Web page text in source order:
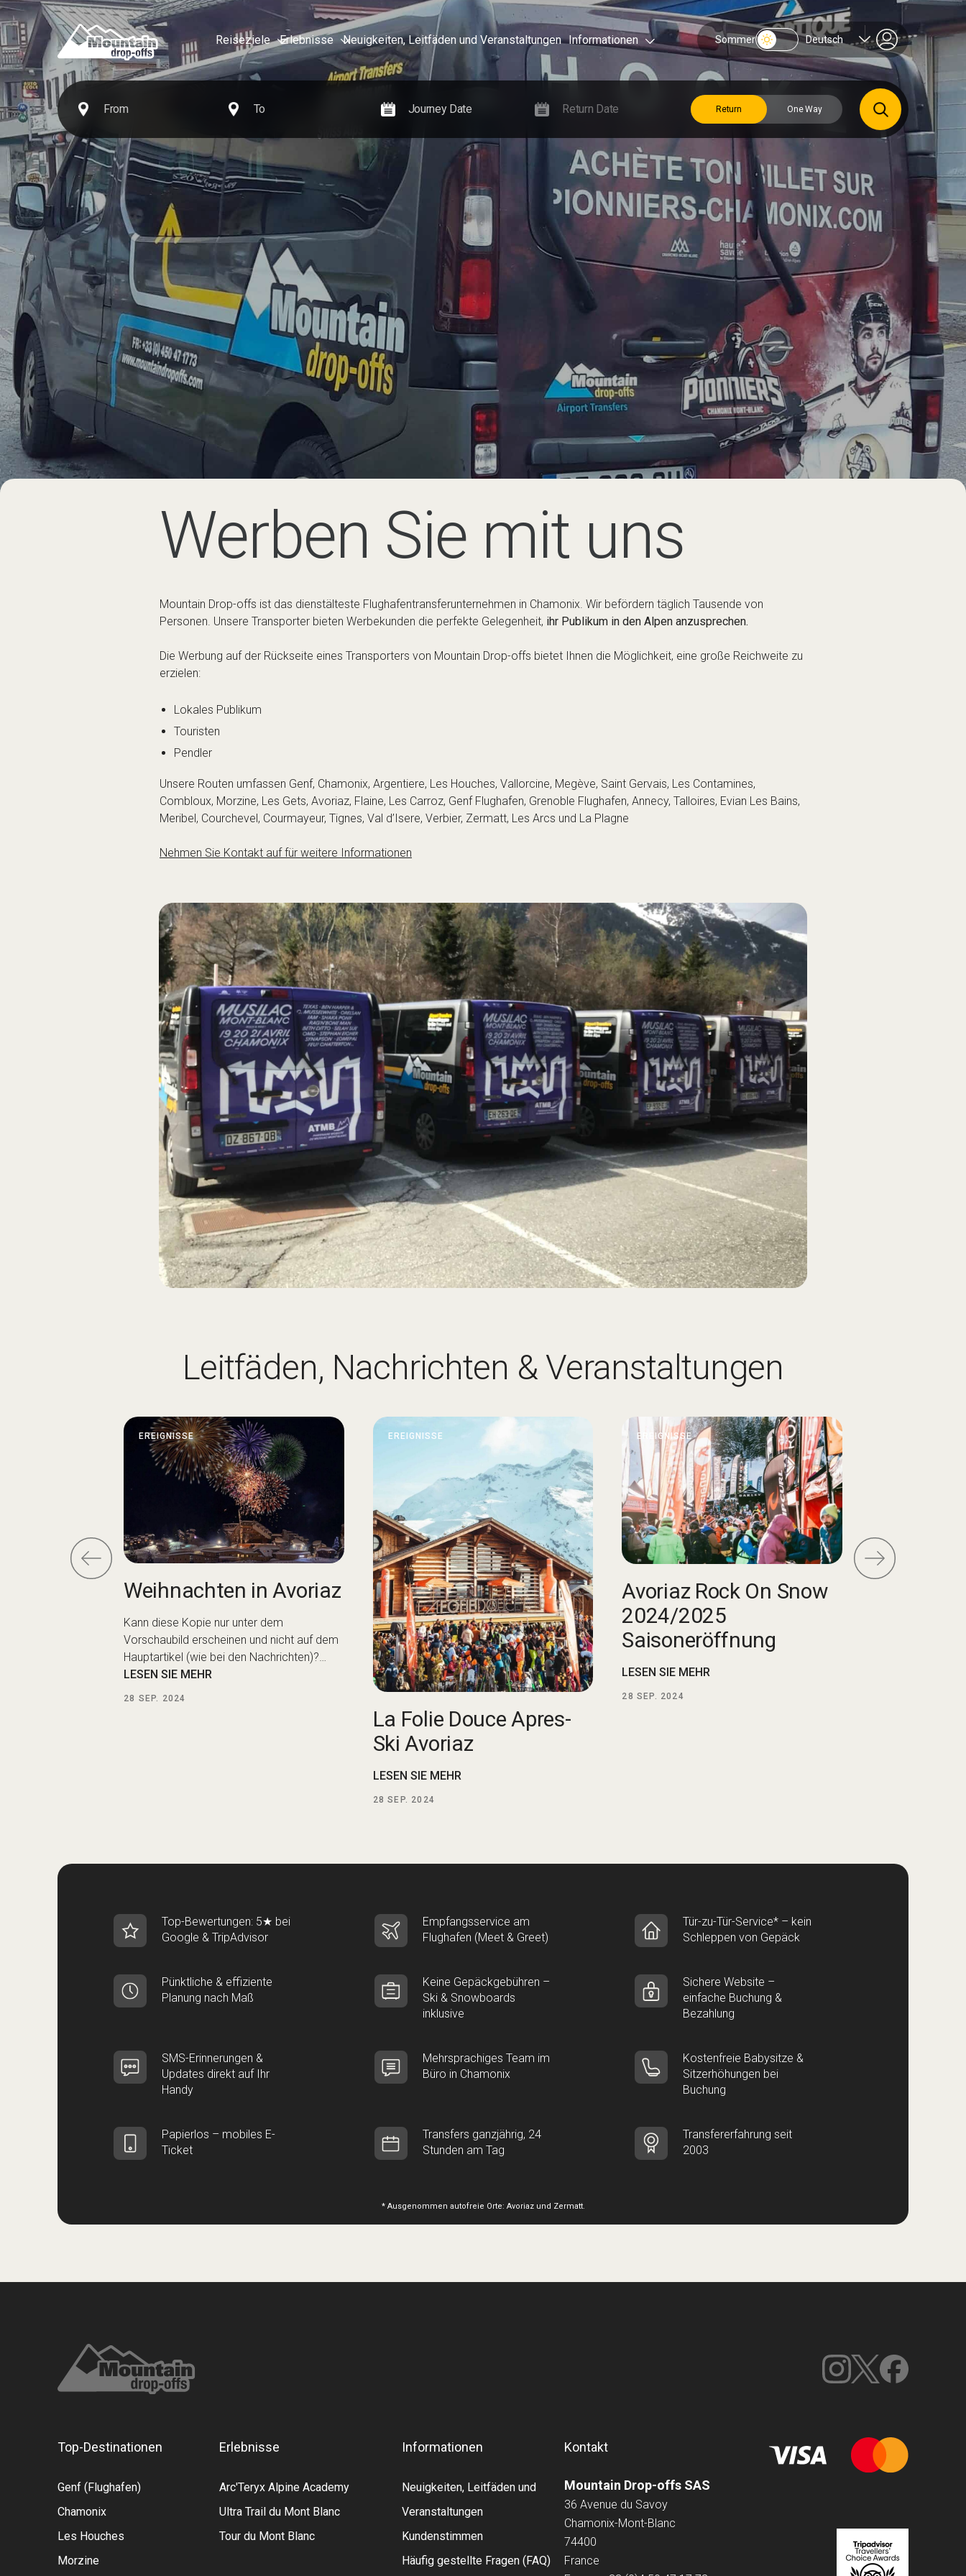
Reiseziele Erlebnisse Neuigkeiten, Leitfäden und Veranstaltungen Informationen Sommer Deutsch
Werben Sie mit uns
Mountain Drop-offs ist das dienstälteste Flughafentransferunternehmen in Chamonix. Wir befördern täglich Tausende von
Personen. Unsere Transporter bieten Werbekunden die perfekte Gelegenheit, ihr Publikum in den Alpen anzusprechen.
Die Werbung auf der Rückseite eines Transporters von Mountain Drop-offs bietet Ihnen die Möglichkeit, eine große Reichweite zu
erzielen:
Lokales Publikum
Touristen
Pendler
Unsere Routen umfassen Genf, Chamonix, Argentiere, Les Houches, Vallorcine, Megève, Saint Gervais, Les Contamines,
Combloux, Morzine, Les Gets, Avoriaz, Flaine, Les Carroz, Genf Flughafen, Grenoble Flughafen, Annecy, Talloires, Evian Les Bains,
Meribel, Courchevel, Courmayeur, Tignes, Val d’Isere, Verbier, Zermatt, Les Arcs und La Plagne
Nehmen Sie Kontakt auf für weitere Informationen
Leitfäden, Nachrichten & Veranstaltungen
EREIGNISSE
Weihnachten in Avoriaz
Kann diese Kopie nur unter dem
Vorschaubild erscheinen und nicht auf dem
Hauptartikel (wie bei den Nachrichten)?…
LESEN SIE MEHR
28 SEP. 2024
EREIGNISSE
La Folie Douce Apres-
Ski Avoriaz
LESEN SIE MEHR
28 SEP. 2024
EREIGNISSE
Avoriaz Rock On Snow
2024/2025
Saisoneröffnung
LESEN SIE MEHR
28 SEP. 2024
Top-Bewertungen: 5★ bei
Google & TripAdvisor
Empfangsservice am
Flughafen (Meet & Greet)
Tür-zu-Tür-Service* – kein
Schleppen von Gepäck
Pünktliche & effiziente
Planung nach Maß
Keine Gepäckgebühren –
Ski & Snowboards
inklusive
Sichere Website –
einfache Buchung &
Bezahlung
SMS-Erinnerungen &
Updates direkt auf Ihr
Handy
Mehrsprachiges Team im
Büro in Chamonix
Kostenfreie Babysitze &
Sitzerhöhungen bei
Buchung
Papierlos – mobiles E-
Ticket
Transfers ganzjährig, 24
Stunden am Tag
Transfererfahrung seit
2003
* Ausgenommen autofreie Orte: Avoriaz und Zermatt.
Top-Destinationen
Genf (Flughafen)
Chamonix
Les Houches
Morzine
Erlebnisse
Arc'Teryx Alpine Academy
Ultra Trail du Mont Blanc
Tour du Mont Blanc
Informationen
Neuigkeiten, Leitfäden und
Veranstaltungen
Kundenstimmen
Häufig gestellte Fragen (FAQ)
Kontakt
Mountain Drop-offs SAS
36 Avenue du Savoy
Chamonix-Mont-Blanc
74400
France
Return One Way